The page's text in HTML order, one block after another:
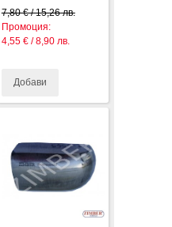
7,80 € / 15,26 лв.
Промоция:
4,55 € / 8,90 лв.
Добави